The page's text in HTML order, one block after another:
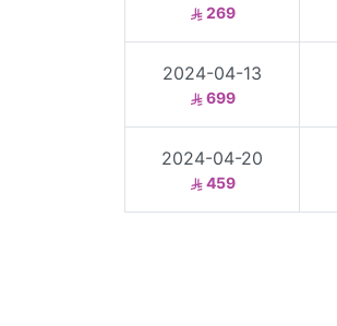
269
2024-04-13
699
2024-04-20
459